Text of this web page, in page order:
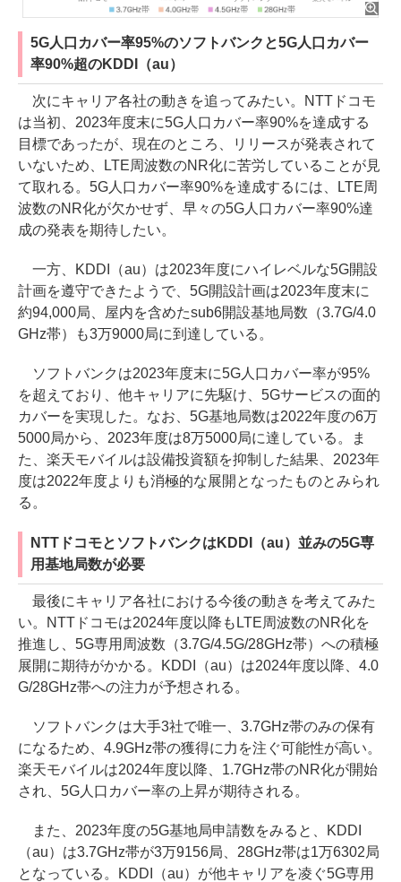
5G人口カバー率95%のソフトバンクと5G人口カバー
率90%超のKDDI（au）
次にキャリア各社の動きを追ってみたい。NTTドコモ
は当初、2023年度末に5G人口カバー率90%を達成する
目標であったが、現在のところ、リリースが発表されて
いないため、LTE周波数のNR化に苦労していることが見
て取れる。5G人口カバー率90%を達成するには、LTE周
波数のNR化が欠かせず、早々の5G人口カバー率90%達
成の発表を期待したい。
一方、KDDI（au）は2023年度にハイレベルな5G開設
計画を遵守できたようで、5G開設計画は2023年度末に
約94,000局、屋内を含めたsub6開設基地局数（3.7G/4.0
GHz帯）も3万9000局に到達している。
ソフトバンクは2023年度末に5G人口カバー率が95%
を超えており、他キャリアに先駆け、5Gサービスの面的
カバーを実現した。なお、5G基地局数は2022年度の6万
5000局から、2023年度は8万5000局に達している。ま
た、楽天モバイルは設備投資額を抑制した結果、2023年
度は2022年度よりも消極的な展開となったものとみられ
る。
NTTドコモとソフトバンクはKDDI（au）並みの5G専
用基地局数が必要
最後にキャリア各社における今後の動きを考えてみた
い。NTTドコモは2024年度以降もLTE周波数のNR化を
推進し、5G専用周波数（3.7G/4.5G/28GHz帯）への積極
展開に期待がかかる。KDDI（au）は2024年度以降、4.0
G/28GHz帯への注力が予想される。
ソフトバンクは大手3社で唯一、3.7GHz帯のみの保有
になるため、4.9GHz帯の獲得に力を注ぐ可能性が高い。
楽天モバイルは2024年度以降、1.7GHz帯のNR化が開始
され、5G人口カバー率の上昇が期待される。
また、2023年度の5G基地局申請数をみると、KDDI
（au）は3.7GHz帯が3万9156局、28GHz帯は1万6302局
となっている。KDDI（au）が他キャリアを凌ぐ5G専用